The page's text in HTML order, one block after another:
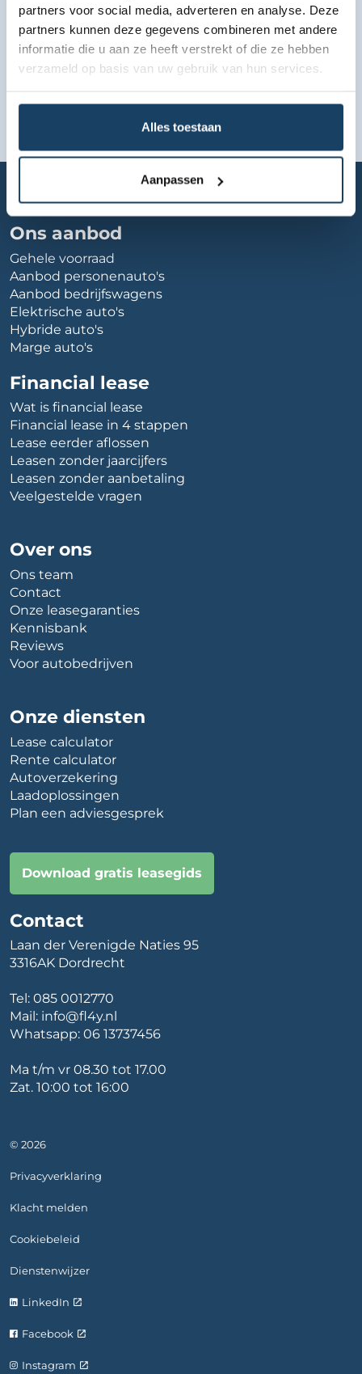
partners voor social media, adverteren en analyse. Deze
partners kunnen deze gegevens combineren met andere
informatie die u aan ze heeft verstrekt of die ze hebben
verzameld op basis van uw gebruik van hun services.
Alles toestaan
Aanpassen
Ons aanbod
Gehele voorraad
Aanbod personenauto's
Aanbod bedrijfswagens
Elektrische auto's
Hybride auto's
Marge auto's
Financial lease
Wat is financial lease
Financial lease in 4 stappen
Lease eerder aflossen
Leasen zonder jaarcijfers
Leasen zonder aanbetaling
Veelgestelde vragen
Over ons
Ons team
Contact
Onze leasegaranties
Kennisbank
Reviews
Voor autobedrijven
Onze diensten
Lease calculator
Rente calculator
Autoverzekering
Laadoplossingen
Plan een adviesgesprek
Download gratis leasegids
Contact
Laan der Verenigde Naties 95
3316AK Dordrecht
Tel: 085 0012770
Mail: info@fl4y.nl
Whatsapp: 06 13737456
Ma t/m vr 08.30 tot 17.00
Zat. 10:00 tot 16:00
© 2026
Privacyverklaring
Klacht melden
Cookiebeleid
Dienstenwijzer
LinkedIn
Facebook
Instagram